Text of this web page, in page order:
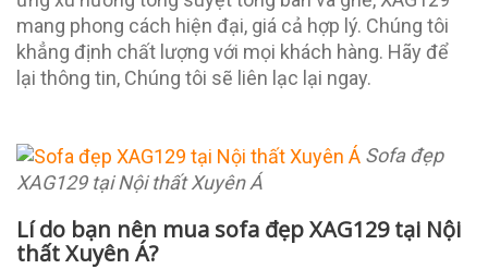
mang phong cách hiện đại, giá cả hợp lý. Chúng tôi
khẳng định chất lượng với mọi khách hàng. Hãy để
lại thông tin, Chúng tôi sẽ liên lạc lại ngay.
Sofa đẹp
XAG129 tại Nội thất Xuyên Á
Lí do bạn nên mua sofa đẹp XAG129 tại Nội
thất Xuyên Á?